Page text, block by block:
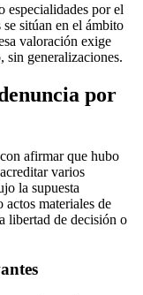
especialidades por el
sitúan en el ámbito
valoración exige
sin generalizaciones.
por
afirmar que hubo
varios
la supuesta
materiales de
libertad de decisión o